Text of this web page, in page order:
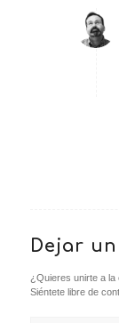
Dejar
¿Quieres unirte a
Siéntete libre de